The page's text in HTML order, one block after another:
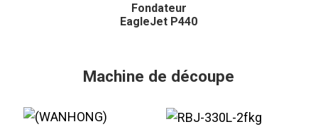
Fondateur
EagleJet P440
Machine de découpe